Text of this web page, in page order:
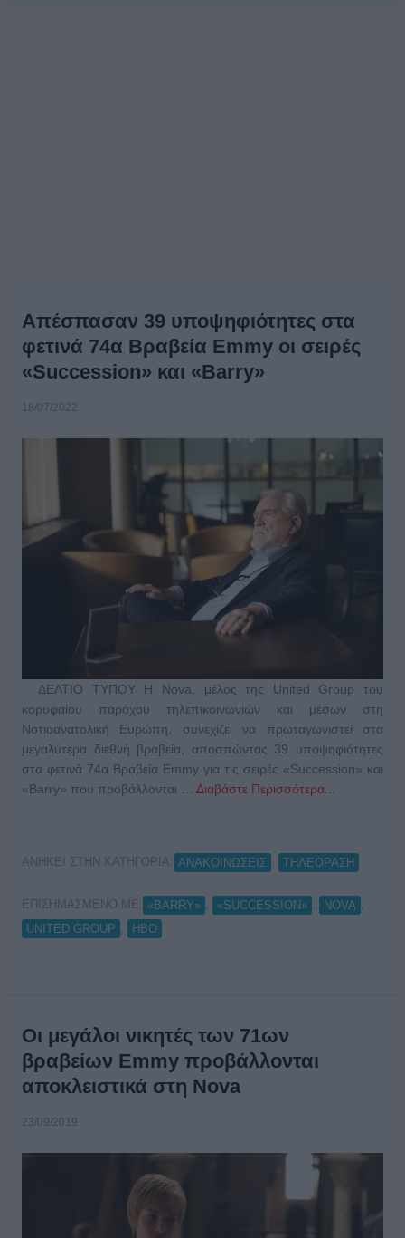
Aπέσπασαν 39 υποψηφιότητες στα
φετινά 74α Βραβεία Emmy οι σειρές
«Succession» και «Barry»
18/07/2022
ΔΕΛΤΙΟ ΤΥΠΟΥ Η Nova, μέλος της United Group του
κορυφαίου παρόχου τηλεπικοινωνιών και μέσων στη
Νοτιοανατολική Ευρώπη, συνεχίζει να πρωταγωνιστεί στα
μεγαλύτερα διεθνή βραβεία, αποσπώντας 39 υποψηφιότητες
στα φετινά 74α Βραβεία Emmy για τις σειρές «Succession» και
«Barry» που προβάλλονται … Διαβάστε Περισσότερα...
ΑΝΗΚΕΙ ΣΤΗΝ ΚΑΤΗΓΟΡΙΑ: ΑΝΑΚΟΙΝΩΣΕΙΣ ΤΗΛΕΟΡΑΣΗ
ΕΠΙΣΗΜΑΣΜΕΝΟ ΜΕ: «BARRY» «SUCCESSION» NOVA
UNITED GROUP
ΗΒΟ
Οι μεγάλοι νικητές των 71ων
βραβείων Emmy προβάλλονται
αποκλειστικά στη Nova
23/09/2019